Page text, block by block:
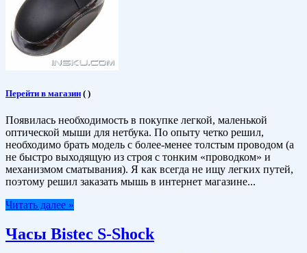
Перейти в магазин ( )
Появилась необходимость в покупке легкой, маленькой
оптической мыши для нетбука. По опыту четко решил,
необходимо брать модель с более-менее толстым проводом (а
не быстро выходящую из строя с тонким «проводком» и
механизмом сматывания). Я как всегда не ищу легких путей,
поэтому решил заказать мышь в интернет магазине...
Читать далее »
Часы Bistec S-Shock